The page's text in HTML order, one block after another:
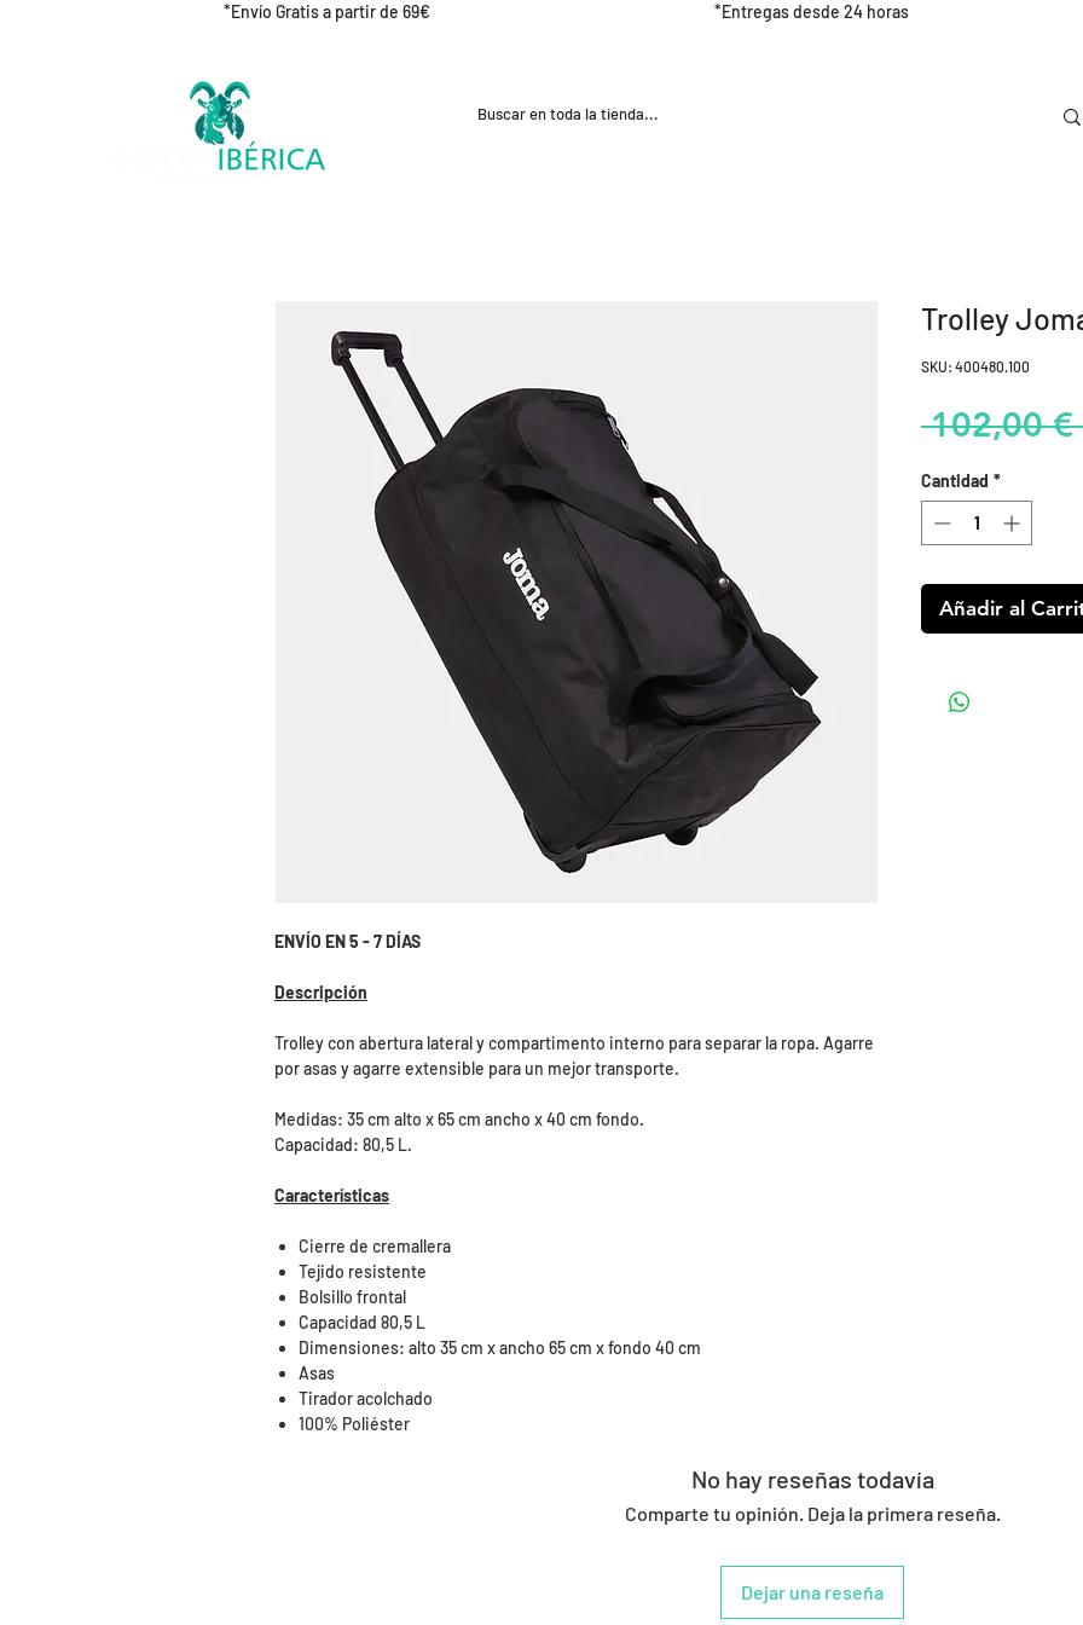
*Envío Gratis a partir de 69€ *Entregas desde 24 horas
ENVÍO EN 5 - 7 DÍAS
Descripción
Trolley con abertura lateral y compartimento interno para separar la ropa. Agarre
por asas y agarre extensible para un mejor transporte.
Medidas: 35 cm alto x 65 cm ancho x 40 cm fondo.
Capacidad: 80,5 L.
Características
Cierre de cremallera
Tejido resistente
Bolsillo frontal
Capacidad 80,5 L
Dimensiones: alto 35 cm x ancho 65 cm x fondo 40 cm
Asas
Tirador acolchado
100% Poliéster
Trolley
SKU: 400480.100
102,00 €
Cantidad *
Añadir al
No hay reseñas todavía
Comparte tu opinión. Deja la primera reseña.
Dejar una reseña